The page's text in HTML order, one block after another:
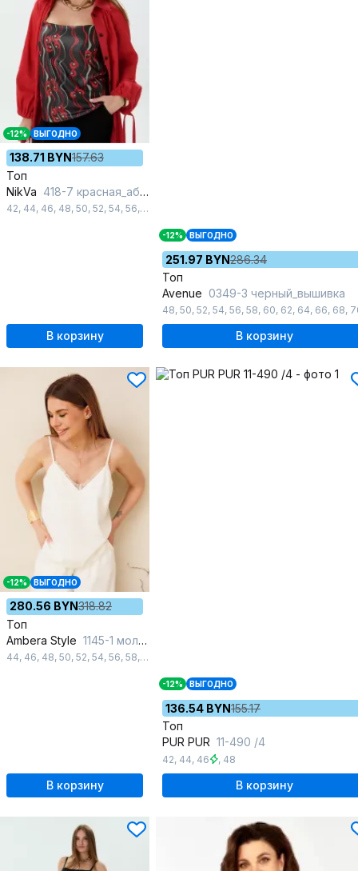
-12% ВЫГОДНО
138.71 BYN157.63
Топ
NikVa 418-7 красная_абстракция
42, 44, 46, 48, 50, 52, 54, 56, 58
В корзину
-12% ВЫГОДНО
251.97 BYN286.34
Топ
Avenue 0349-3 черный_вышивка
48, 50, 52, 54, 56, 58, 60, 62, 64, 66, 68,
В корзину
-12% ВЫГОДНО
280.56 BYN318.82
Топ
Ambera Style 1145-1 молоко
44, 46, 48, 50, 52, 54, 56, 58, 60
В корзину
-12% ВЫГОДНО
136.54 BYN155.17
Топ
PUR PUR 11-490 /4
42, 44, 46 , 48
В корзину